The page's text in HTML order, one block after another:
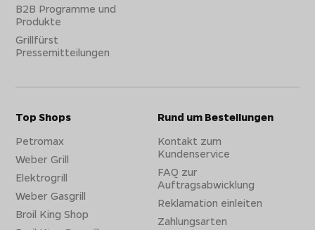
B2B Programme und
Produkte
Grillfürst
Pressemitteilungen
Top Shops
Petromax
Weber Grill
Elektrogrill
Weber Gasgrill
Broil King Shop
Rund um Bestellungen
Kontakt zum
Kundenservice
FAQ zur
Auftragsabwicklung
Reklamation einleiten
Zahlungsarten